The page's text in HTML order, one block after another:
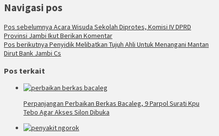
Navigasi pos
Pos sebelumnya Acara Wisuda Sekolah Diprotes, Komisi IV DPRD
Provinsi Jambi Ikut Berikan Komentar
Pos berikutnya Penyidik Melibatkan Tujuh Ahli Untuk Menangani Mantan
Dirut Bank Jambi Cs
Pos terkait
Perpanjangan Perbaikan Berkas Bacaleg, 9 Parpol Surati Kpu
Tebo Agar Akses Silon Dibuka